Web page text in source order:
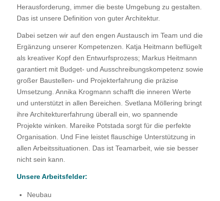
Herausforderung, immer die beste Umgebung zu gestalten.
Das ist unsere Definition von guter Architektur.
Dabei setzen wir auf den engen Austausch im Team und die
Ergänzung unserer Kompetenzen. Katja Heitmann beflügelt
als kreativer Kopf den Entwurfsprozess; Markus Heitmann
garantiert mit Budget- und Ausschreibungskompetenz sowie
großer Baustellen- und Projekterfahrung die präzise
Umsetzung. Annika Krogmann schafft die inneren Werte
und unterstützt in allen Bereichen. Svetlana Möllering bringt
ihre Architekturerfahrung überall ein, wo spannende
Projekte winken. Mareike Potstada sorgt für die perfekte
Organisation. Und Fine leistet flauschige Unterstützung in
allen Arbeitssituationen. Das ist Teamarbeit, wie sie besser
nicht sein kann.
Unsere Arbeitsfelder:
Neubau